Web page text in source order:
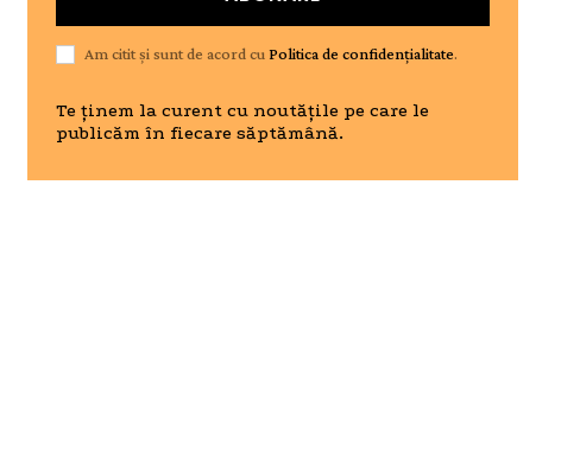
Am citit și sunt de acord cuPolitica de confidențialitate.
Te ținem la curent cu noutățile pe care le
publicăm în fiecare săptămână.